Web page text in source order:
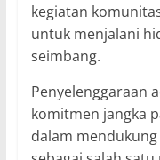
kegiatan
untuk menjalani
seimbang.
Penyelenggaraan
komitmen jangka
dalam